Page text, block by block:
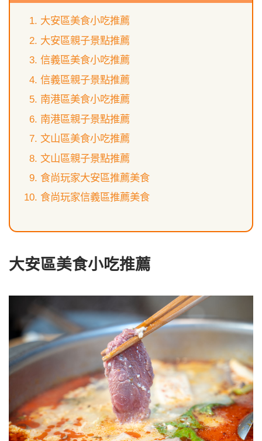
大安區美食小吃推薦
大安區親子景點推薦
信義區美食小吃推薦
信義區親子景點推薦
南港區美食小吃推薦
南港區親子景點推薦
文山區美食小吃推薦
文山區親子景點推薦
食尚玩家大安區推薦美食
食尚玩家信義區推薦美食
大安區美食小吃推薦